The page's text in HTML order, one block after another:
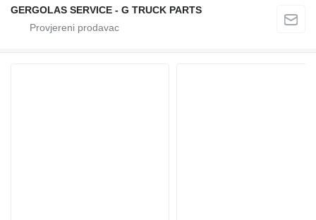
GERGOLAS SERVICE - G TRUCK PARTS